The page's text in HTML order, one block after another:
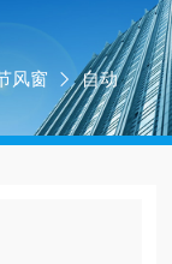
风窗
自动